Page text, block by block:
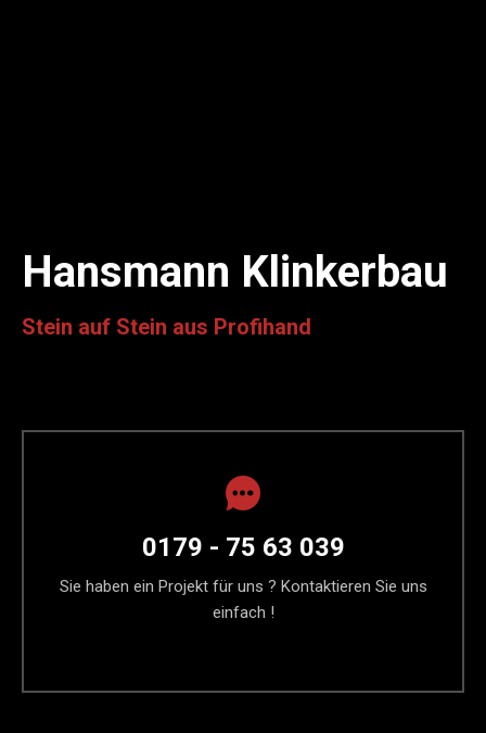
Hansmann Klinkerbau
Stein auf Stein aus Profihand
0179 - 75 63 039
Sie haben ein Projekt für uns ? Kontaktieren Sie uns
einfach !